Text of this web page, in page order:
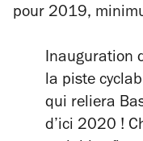
pour 2019,
Inauguration
la piste
qui reliera
d’ici 2020 !